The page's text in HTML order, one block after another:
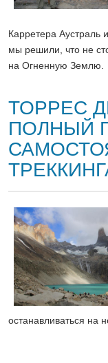
Карретера Аустраль
мы решили, что не
на Огненную Землю.
ТОРРЕС
ПОЛНЫЙ
останавливаться на